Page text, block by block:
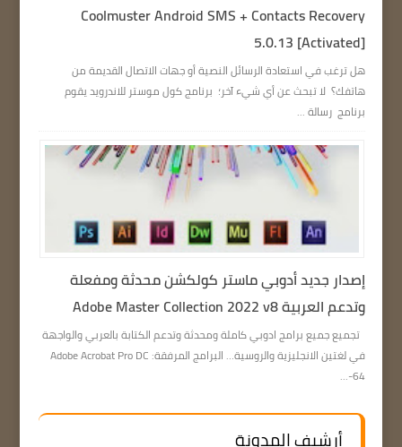
Coolmuster Android SMS + Contacts Recovery
5.0.13 [Activated]
هل ترغب في استعادة الرسائل النصية أو جهات الاتصال القديمة من
هاتفك؟ لا تبحث عن أي شيء آخر؛ برنامج كول موستر للاندرويد يقوم
برنامج رسالة ...
إصدار جديد أدوبي ماستر كولكشن محدثة ومفعلة
وتدعم العربية Adobe Master Collection 2022 v8
تجميع جميع برامج ادوبي كاملة ومحدثة وتدعم الكتابة بالعربي والواجهة
في لغتين الانجليزية والروسية… البرامج المرفقة: Adobe Acrobat Pro DC
64-...
أرشيف المدونة